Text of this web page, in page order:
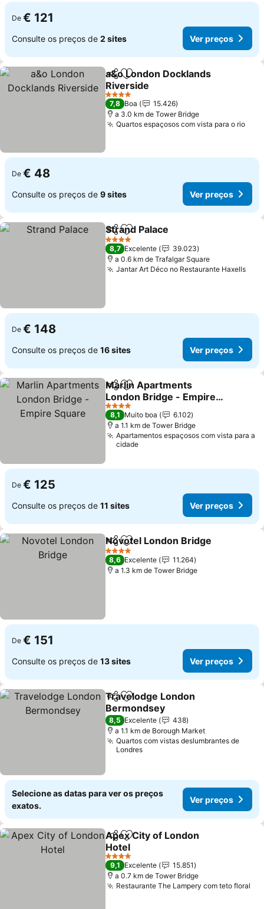
De € 121
Consulte os preços de 2 sites Ver preços
PartilharAdicionar aos favoritos
a&o London Docklands
Riverside
Ver preços
4 Estrelas
7,8 Boa
15.426
a 3.0 km de Tower Bridge
Quartos espaçosos com vista para o rioVer
De € 48
Consulte os preços de 9 sites Ver preços
PartilharAdicionar aos favoritos
Strand Palace
4 Estrelas
8,7 Excelente
39.023
a 0.6 km de Trafalgar Square
Jantar Art Déco no Restaurante HaxellsVer
De € 148
Consulte os preços de 16 sites Ver preços
PartilharAdicionar aos favoritos
Marlin Apartments
London Bridge - Empire
Square
Ver preços
4 Estrelas
8,1 Muito boa
6.102
a 1.1 km de Tower Bridge
Apartamentos espaçosos com vista para a
cidade
De € 125
Consulte os preços de 11 sites Ver preços
PartilharAdicionar aos favoritos
Novotel London Bridge
4 Estrelas
8,6 Excelente
11.264
a 1.3 km de Tower Bridge
De € 151
Consulte os preços de 13 sites Ver preços
PartilharAdicionar aos favoritos
Travelodge London
Bermondsey
Ver preços
8,5 Excelente
438
a 1.1 km de Borough Market
Quartos com vistas deslumbrantes de
Londres
Selecione as datas para ver os preços
exatos.
Ver preços
PartilharAdicionar aos favoritos
Apex City of London
Hotel
Ver preços
4 Estrelas
9,1 Excelente
15.851
a 0.7 km de Tower Bridge
Restaurante The Lampery com teto floral